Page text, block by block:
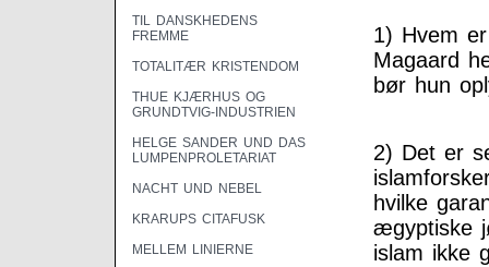
TIL DANSKHEDENS
FREMME
TOTALITÆR KRISTENDOM
THUE KJÆRHUS OG
GRUNDTVIG-INDUSTRIEN
HELGE SANDER UND DAS
LUMPENPROLETARIAT
NACHT UND NEBEL
KRARUPS CITAFUSK
MELLEM LINIERNE
1) Hvem
Magaard
bør hun
2) Det er
hvilke
ægyptiske
islam ikke